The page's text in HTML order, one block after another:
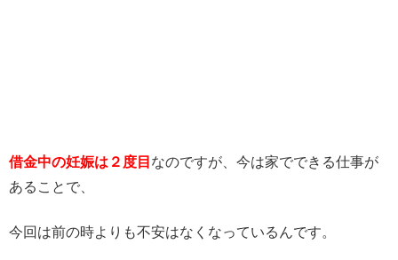
借金中の妊娠は２度目 なのですが、今は家でできる仕事が
あることで、
今回は前の時よりも不安はなくなっているんです。